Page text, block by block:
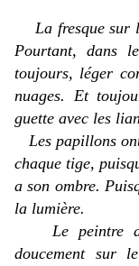
La fresque sur
Pourtant, dans
toujours, léger
nuages. Et
guette avec les
Les papillons
chaque tige,
a son ombre.
la lumière.
Le peintre a
doucement sur